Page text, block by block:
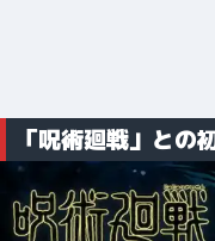
「呪術廻戦」との